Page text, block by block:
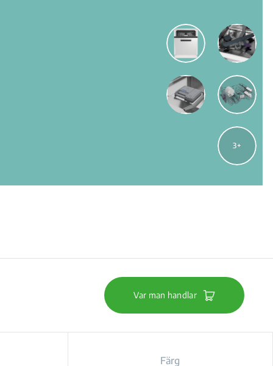
3
Var man handlar
Färg